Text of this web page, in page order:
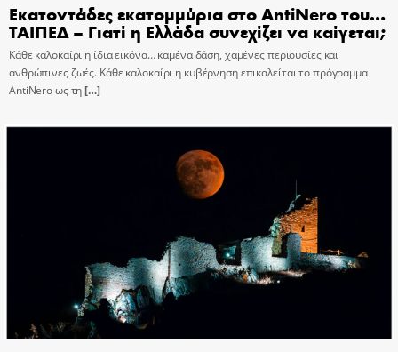
Εκατοντάδες εκατομμύρια στο AntiNero του…
ΤΑΙΠΕΔ – Γιατί η Ελλάδα συνεχίζει να καίγεται;
Κάθε καλοκαίρι η ίδια εικόνα… καμένα δάση, χαμένες περιουσίες και
ανθρώπινες ζωές. Κάθε καλοκαίρι η κυβέρνηση επικαλείται το πρόγραμμα
AntiNero ως τη[…]